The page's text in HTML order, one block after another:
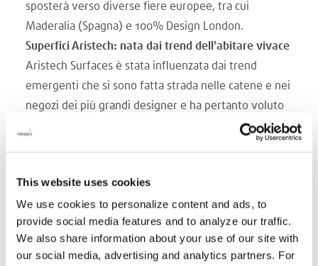
This website uses cookies
We use cookies to personalize content and ads, to
provide social media features and to analyze our traffic.
We also share information about your use of our site with
our social media, advertising and analytics partners. For
sposterà verso diverse fiere europee, tra cui
Maderalia (Spagna) e 100% Design London.
Superfici Aristech: nata dai trend dell'abitare vivace
Aristech Surfaces è stata influenzata dai trend
emergenti che si sono fatta strada nelle catene e nei
negozi dei più grandi designer e ha pertanto voluto
presentare i suoi prodotti a questa tendenza di
armonioso.
Il lavoro di progettazione è iniziato quindi
innanzitutto dal colore. Lo studio di architettura
Lucchese Design è stato commissionato per il